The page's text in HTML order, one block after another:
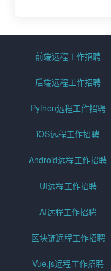
前端远程工作招聘
后端远程工作招聘
Python远程工作招聘
iOS远程工作招聘
Android远程工作招聘
UI远程工作招聘
AI远程工作招聘
区块链远程工作招聘
Vue.js远程工作招聘